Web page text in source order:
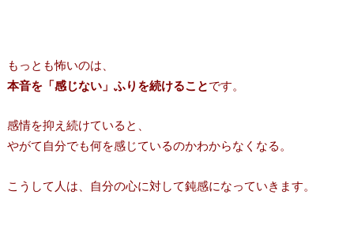
もっとも怖いのは、
本音を「感じない」ふりを続けることです。
感情を抑え続けていると、
やがて自分でも何を感じているのかわからなくなる。
こうして人は、自分の心に対して鈍感になっていきます。